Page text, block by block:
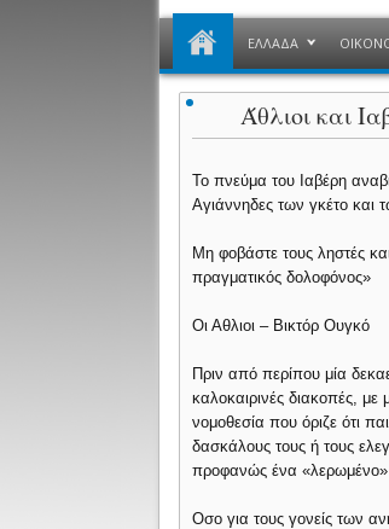
ΕΛΛΑΔΑ
Άθλιοι και
Το πνεύμα του Ιαβέρη
Αγιάννηδες των γκέτο και
Μη φοβάστε τους ληστές
πραγματικός δολοφόνος»
Οι Αθλιοι – Βικτόρ Ουγκό
Πριν από περίπου μία
καλοκαιρινές διακοπές, με
νομοθεσία που όριζε ότι
δασκάλους τους ή τους
προφανώς ένα «λερωμένο»
Οσο για τους γονείς των